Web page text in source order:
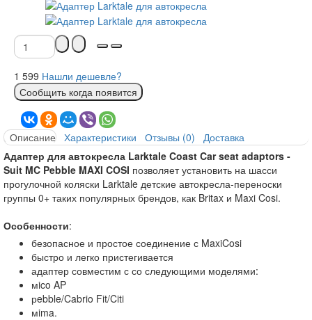
1 599 руб
Нашли дешевле?
Сообщить когда появится
Описание Характеристики Отзывы (0)
Доставка
Адаптер для автокресла Larktale Coast Car seat adaptors -
Suit MC Pebble MAXI COSI позволяет установить на шасси
прогулочной коляски Larktale детские автокресла-переноски
группы 0+ таких популярных брендов, как Britax и Maxi Cosi.
Особенности:
безопасное и простое соединение с MaxiCosi
быстро и легко пристегивается
адаптер совместим с со следующими моделями:
мico AP
рebble/Cabrio Fit/Citi
мima.